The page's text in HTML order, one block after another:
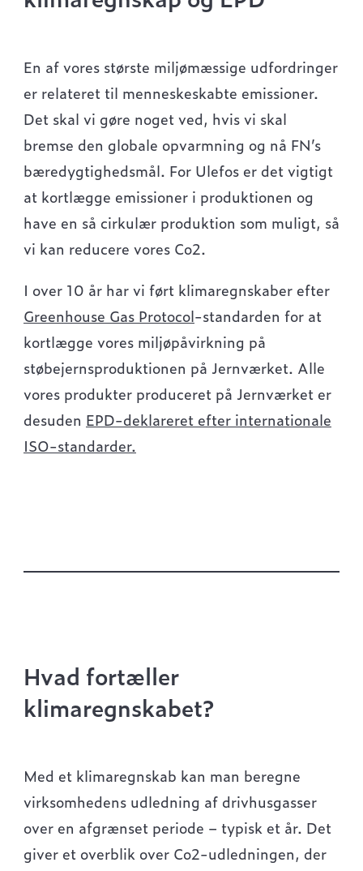
En af vores største miljømæssige udfordringer
er relateret til menneskeskabte emissioner.
Det skal vi gøre noget ved, hvis vi skal
bremse den globale opvarmning og nå FN’s
bæredygtighedsmål. For Ulefos er det vigtigt
at kortlægge emissioner i produktionen og
have en så cirkulær produktion som muligt, så
vi kan reducere vores Co2.
I over 10 år har vi ført klimaregnskaber efter
Greenhouse Gas Protocol-standarden for at
kortlægge vores miljøpåvirkning på
støbejernsproduktionen på Jernværket. Alle
vores produkter produceret på Jernværket er
desuden EPD-deklareret efter internationale
ISO-standarder.
Hvad fortæller
klimaregnskabet?
Med et klimaregnskab kan man beregne
virksomhedens udledning af drivhusgasser
over en afgrænset periode – typisk et år. Det
giver et overblik over Co2-udledningen, der